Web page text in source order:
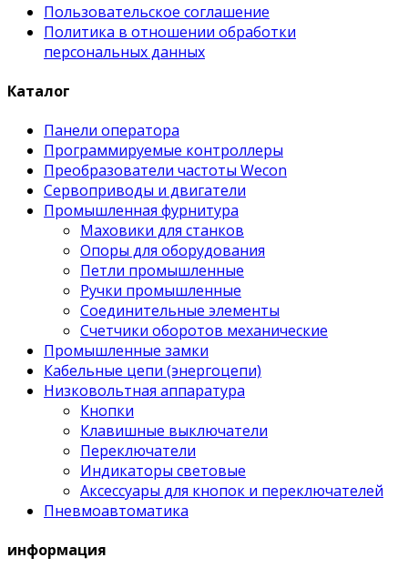
Пользовательское соглашение
Политика в отношении обработки
персональных данных
Каталог
Панели оператора
Программируемые контроллеры
Преобразователи частоты Wecon
Сервоприводы и двигатели
Промышленная фурнитура
Маховики для станков
Опоры для оборудования
Петли промышленные
Ручки промышленные
Соединительные элементы
Счетчики оборотов механические
Промышленные замки
Кабельные цепи (энергоцепи)
Низковольтная аппаратура
Кнопки
Клавишные выключатели
Переключатели
Индикаторы световые
Аксессуары для кнопок и переключателей
Пневмоавтоматика
информация